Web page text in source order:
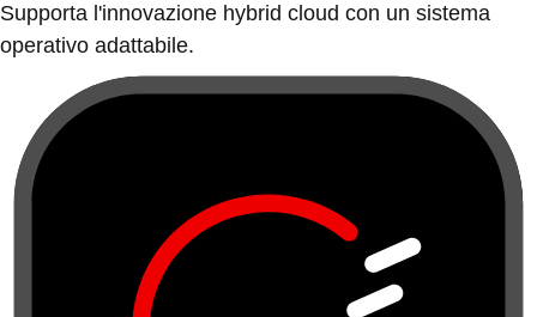
Supporta l'innovazione hybrid cloud con un sistema
operativo adattabile.